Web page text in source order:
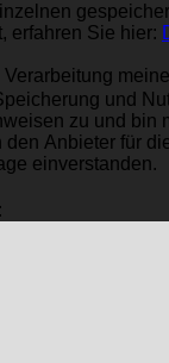
erfahren Sie hier:
Verarbeitung
und
zu und bin
den Anbieter für
einverstanden.